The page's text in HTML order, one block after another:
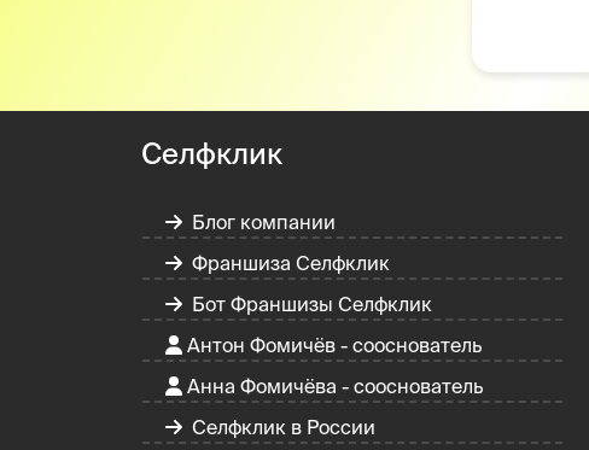
Селфклик
Блог компании
Франшиза Селфклик
Бот Франшизы Селфклик
Антон Фомичёв - сооснователь
Анна Фомичёва - сооснователь
Селфклик в России